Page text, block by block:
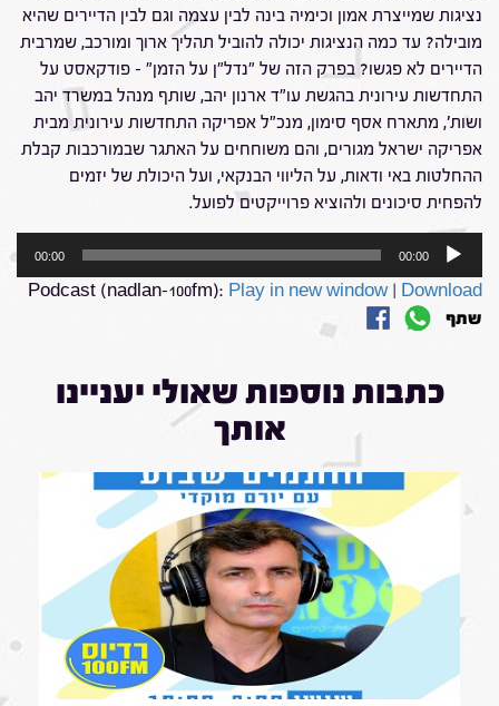
נציגות שמייצרת אמון וכימיה בינה לבין עצמה וגם לבין הדיירים שהיא
מובילה? עד כמה הנציגות יכולה להוביל תהליך ארוך ומורכב, שמרבית
הדיירים לא פגשו? בפרק הזה של "נדל"ן על הזמן" – פודקאסט על
התחדשות עירונית בהגשת עו"ד ארנון יהב, שותף מנהל במשרד יהב
ושות', מתארח אסף סימון, מנכ"ל אפריקה התחדשות עירונית מבית
אפריקה ישראל מגורים, והם משוחחים על האתגר שבמורכבות קבלת
ההחלטות באי ודאות, על הליווי הבנקאי, ועל היכולת של יזמים
להפחית סיכונים ולהוציא פרוייקטים לפועל.
00:00
00:00
Podcast (nadlan-100fm): Play in new window| Download
שתף
כתבות נוספות שאולי יעניינו
אותך